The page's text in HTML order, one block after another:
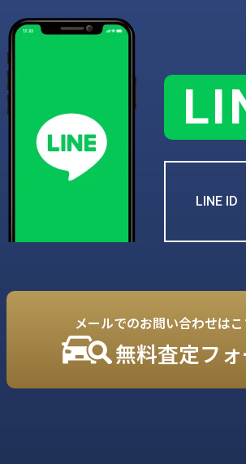
LINE ID
メールでのお問い合わせは
無料査定フ